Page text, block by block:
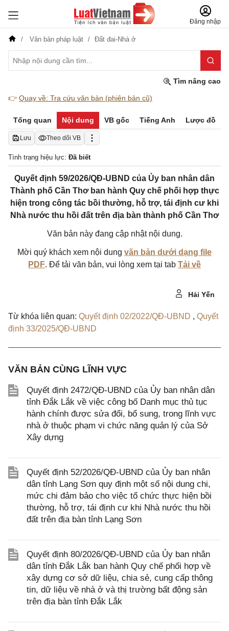
Đăng nhập
Văn bản pháp luật Đất đai-Nhà ở
Tìm nâng cao
👉 Quay về: Tra cứu văn bản (phiên bản cũ)
Tổng quan Nội dung VB gốc Tiếng Anh Lược đồ
Lưu Theo dõi VB
Tình trạng hiệu lực: Đã biết
Quyết định 59/2026/QĐ-UBND của Ủy ban nhân dân
Thành phố Cần Thơ ban hành Quy chế phối hợp thực
hiện trong công tác bồi thường, hỗ trợ, tái định cư khi
Nhà nước thu hồi đất trên địa bàn thành phố Cần Thơ
Văn bản này đang cập nhật nội dung.
Mời quý khách xem nội dung văn bản dưới dạng file
PDF. Để tải văn bản, vui lòng xem tại tab Tải về
Hải Yến
Từ khóa liên quan: Quyết định 02/2022/QĐ-UBND , Quyết
định 33/2025/QĐ-UBND
VĂN BẢN CÙNG LĨNH VỰC
Quyết định 2472/QĐ-UBND của Ủy ban nhân dân
tỉnh Đắk Lắk về việc công bố Danh mục thủ tục
hành chính được sửa đổi, bổ sung, trong lĩnh vực
nhà ở thuộc phạm vi chức năng quản lý của Sở
Xây dựng
Quyết định 52/2026/QĐ-UBND của Ủy ban nhân
dân tỉnh Lạng Sơn quy định một số nội dung chi,
mức chi đảm bảo cho việc tổ chức thực hiện bồi
thường, hỗ trợ, tái định cư khi Nhà nước thu hồi
đất trên địa bàn tỉnh Lạng Sơn
Quyết định 80/2026/QĐ-UBND của Ủy ban nhân
dân tỉnh Đắk Lắk ban hành Quy chế phối hợp về
xây dựng cơ sở dữ liệu, chia sẻ, cung cấp thông
tin, dữ liệu về nhà ở và thị trường bất động sản
trên địa bàn tỉnh Đắk Lắk